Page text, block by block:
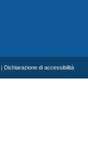
Dichiarazione di accessibilità